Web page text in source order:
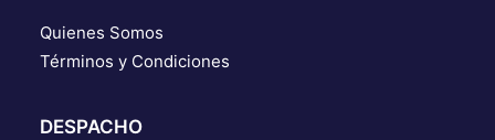
Quienes Somos
Términos y Condiciones
DESPACHO